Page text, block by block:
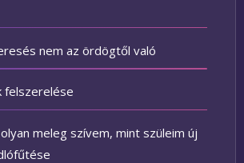
nem az ördögtől való
felszerelése
meleg szívem, mint szüleim új